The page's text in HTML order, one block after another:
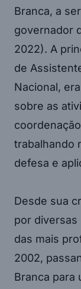
Branca, a
governador
2022). A
de
Nacional,
sobre as
trabalhando
defesa e
Desde sua
por diversas
das mais
2002,
Branca para